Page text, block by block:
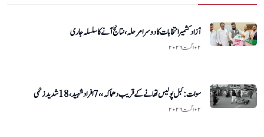
آزاد کشمیر انتخابات کا دوسرا مرحلہ، نتائج آنے کا سلسلہ جاری
۰۲ اگست ۲۰۲۶
سوات:کبل پولیس تھانے کے قریب دھماکہ،،7افراد شہید،18 شدید زخمی
۰۲ اگست ۲۰۲۶